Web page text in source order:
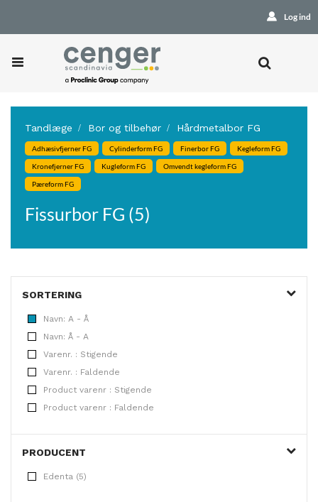
Log ind
Tandlæge Bor og tilbehør Hårdmetalbor FG
Adhæsivfjerner FG Cylinderform FG Finerbor FG Kegleform FG
Kronefjerner FG Kugleform FG Omvendt kegleform FG
Pæreform FG
Fissurbor FG (5)
SORTERING
Navn: A - Å
Navn: Å - A
Varenr. : Stigende
Varenr. : Faldende
Product varenr : Stigende
Product varenr : Faldende
PRODUCENT
Edenta (5)